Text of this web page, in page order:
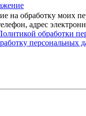
на обработку моих
адрес
обработки
персональных